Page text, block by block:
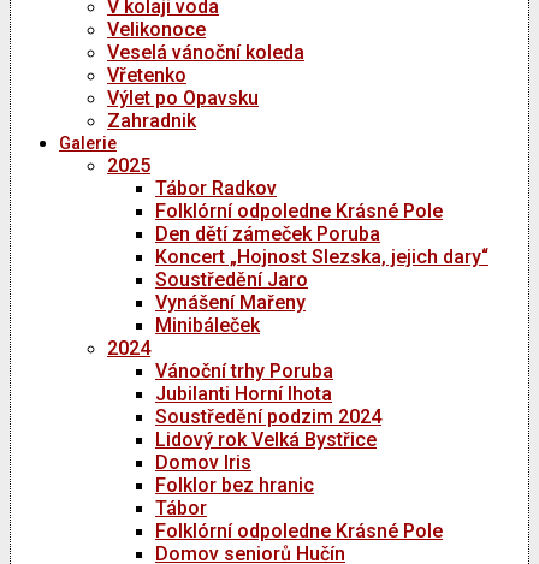
V kolaji voda
Velikonoce
Veselá vánoční koleda
Vřetenko
Výlet po Opavsku
Zahradnik
Galerie
2025
Tábor Radkov
Folklórní odpoledne Krásné Pole
Den dětí zámeček Poruba
Koncert „Hojnost Slezska, jejich dary“
Soustředění Jaro
Vynášení Mařeny
Minibáleček
2024
Vánoční trhy Poruba
Jubilanti Horní lhota
Soustředění podzim 2024
Lidový rok Velká Bystřice
Domov Iris
Folklor bez hranic
Tábor
Folklórní odpoledne Krásné Pole
Domov seniorů Hučín